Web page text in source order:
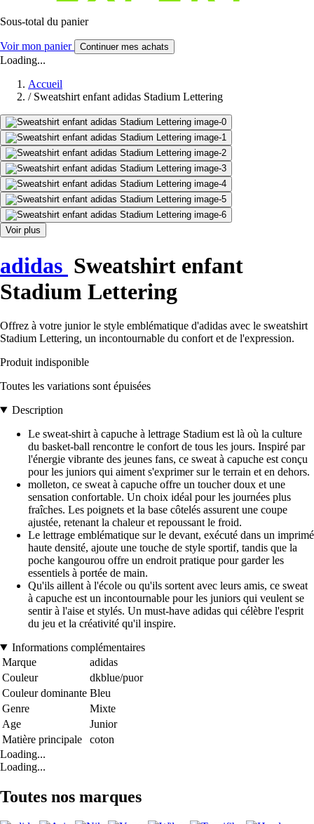
Sous-total du panier
Voir mon panier Continuer mes achats
Loading...
Accueil
/ Sweatshirt enfant adidas Stadium Lettering
Voir plus
adidas Sweatshirt enfant
Stadium Lettering
Offrez à votre junior le style emblématique d'adidas avec le sweatshirt
Stadium Lettering, un incontournable du confort et de l'expression.
Produit indisponible
Toutes les variations sont épuisées
Description
Le sweat-shirt à capuche à lettrage Stadium est là où la culture
du basket-ball rencontre le confort de tous les jours. Inspiré par
l'énergie vibrante des jeunes fans, ce sweat à capuche est conçu
pour les juniors qui aiment s'exprimer sur le terrain et en dehors.
molleton, ce sweat à capuche offre un toucher doux et une
sensation confortable. Un choix idéal pour les journées plus
fraîches. Les poignets et la base côtelés assurent une coupe
ajustée, retenant la chaleur et repoussant le froid.
Le lettrage emblématique sur le devant, exécuté dans un imprimé
haute densité, ajoute une touche de style sportif, tandis que la
poche kangourou offre un endroit pratique pour garder les
essentiels à portée de main.
Qu'ils aillent à l'école ou qu'ils sortent avec leurs amis, ce sweat
à capuche est un incontournable pour les juniors qui veulent se
sentir à l'aise et stylés. Un must-have adidas qui célèbre l'esprit
du jeu et la créativité qu'il inspire.
Informations complémentaires
Marque
adidas
Couleur
dkblue/puor
Couleur dominante Bleu
Genre
Mixte
Age
Junior
Matière principale
coton
Loading...
Loading...
Toutes nos marques